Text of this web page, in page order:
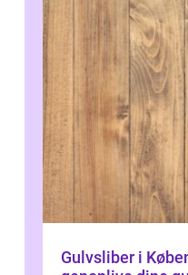
Gulvsliber i